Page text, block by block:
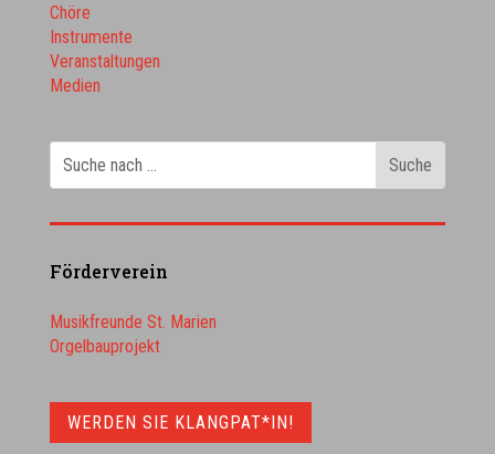
Chöre
Instrumente
Veranstaltungen
Medien
Förderverein
Musikfreunde St. Marien
Orgelbauprojekt
WERDEN SIE KLANGPAT*IN!